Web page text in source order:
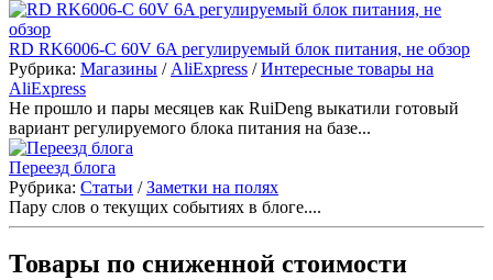
RD RK6006-C 60V 6A регулируемый блок питания, не обзор
Рубрика: Магазины / AliExpress /Интересные товары на
AliExpress
Не прошло и пары месяцев как RuiDeng выкатили готовый
вариант регулируемого блока питания на базе...
Переезд блога
Рубрика: Статьи /Заметки на полях
Пару слов о текущих событиях в блоге....
Товары по сниженной стоимости